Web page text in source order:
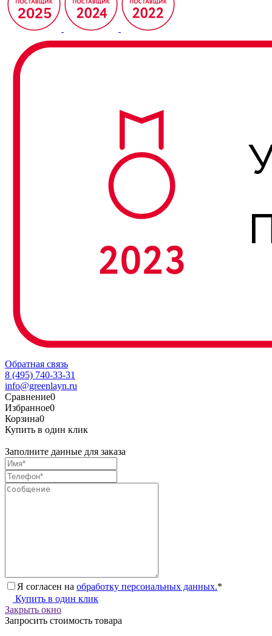
Обратная связь
8 (495) 740-33-31
info@greenlayn.ru
Сравнение0
Избранное0
Корзина0
Купить в один клик
Заполните данные для заказа
Я согласен на обработку персональных данных.*
Купить в один клик
Закрыть окно
Запросить стоимость товара